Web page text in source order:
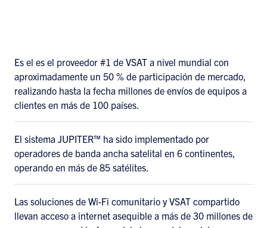
Es el es el proveedor #1 de VSAT a nivel mundial con
aproximadamente un 50 % de participación de mercado,
realizando hasta la fecha millones de envíos de equipos a
clientes en más de 100 países.
El sistema JUPITER™ ha sido implementado por
operadores de banda ancha satelital en 6 continentes,
operando en más de 85 satélites.
Las soluciones de Wi-Fi comunitario y VSAT compartido
llevan acceso a internet asequible a más de 30 millones de